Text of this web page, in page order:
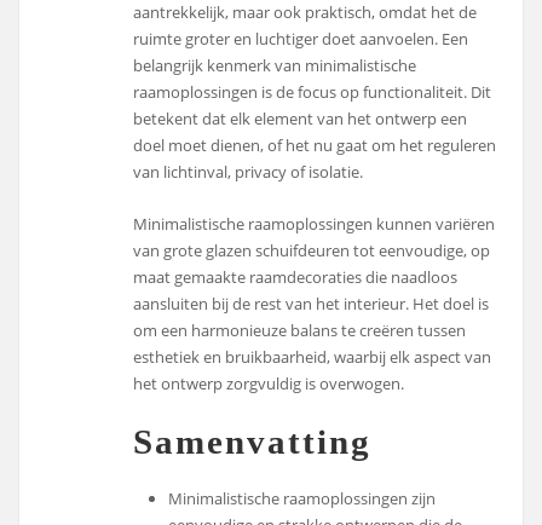
aantrekkelijk, maar ook praktisch, omdat het de
ruimte groter en luchtiger doet aanvoelen. Een
belangrijk kenmerk van minimalistische
raamoplossingen is de focus op functionaliteit. Dit
betekent dat elk element van het ontwerp een
doel moet dienen, of het nu gaat om het reguleren
van lichtinval, privacy of isolatie.
Minimalistische raamoplossingen kunnen variëren
van grote glazen schuifdeuren tot eenvoudige, op
maat gemaakte raamdecoraties die naadloos
aansluiten bij de rest van het interieur. Het doel is
om een harmonieuze balans te creëren tussen
esthetiek en bruikbaarheid, waarbij elk aspect van
het ontwerp zorgvuldig is overwogen.
Samenvatting
Minimalistische raamoplossingen zijn